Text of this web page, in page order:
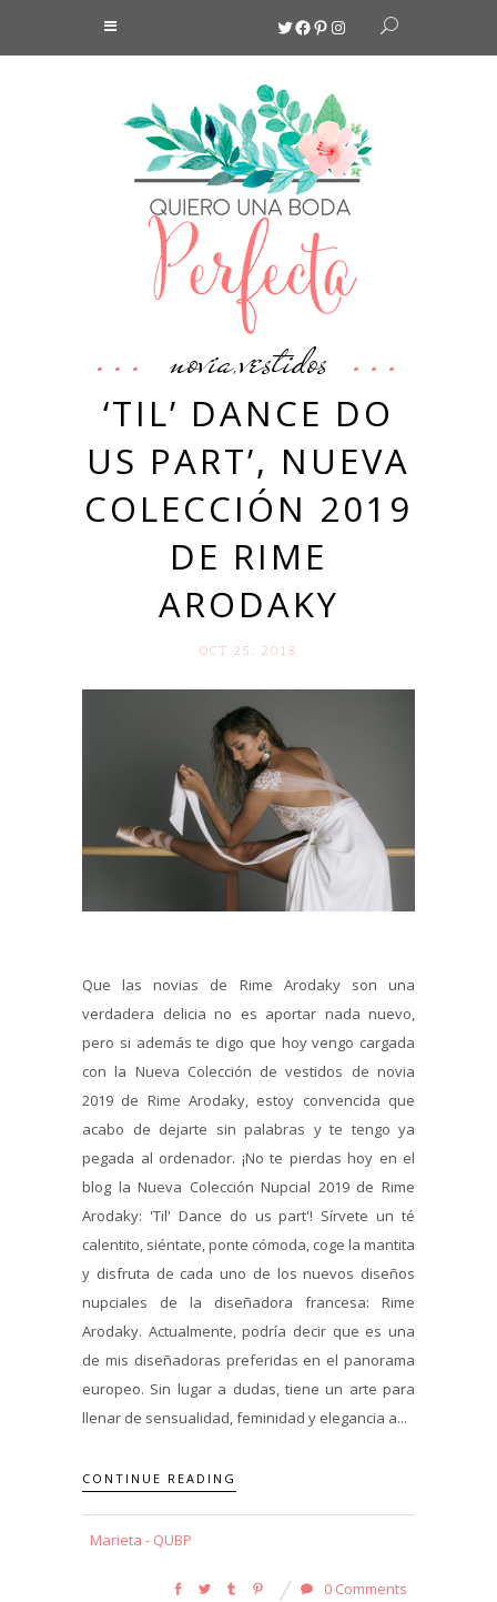
Twitter
Facebook
Pinterest
Instagram
novia,vestidos
‘TIL’ DANCE DO
US PART’, NUEVA
COLECCIÓN 2019
DE RIME
ARODAKY
OCT 25. 2018
Que las novias de Rime Arodaky son una
verdadera delicia no es aportar nada nuevo,
pero si además te digo que hoy vengo cargada
con la Nueva Colección de vestidos de novia
2019 de Rime Arodaky, estoy convencida que
acabo de dejarte sin palabras y te tengo ya
pegada al ordenador. ¡No te pierdas hoy en el
blog la Nueva Colección Nupcial 2019 de Rime
Arodaky: 'Til' Dance do us part'! Sírvete un té
calentito, siéntate, ponte cómoda, coge la mantita
y disfruta de cada uno de los nuevos diseños
nupciales de la diseñadora francesa: Rime
Arodaky. Actualmente, podría decir que es una
de mis diseñadoras preferidas en el panorama
europeo. Sin lugar a dudas, tiene un arte para
llenar de sensualidad, feminidad y elegancia a...
CONTINUE READING
Marieta - QUBP
0 Comments